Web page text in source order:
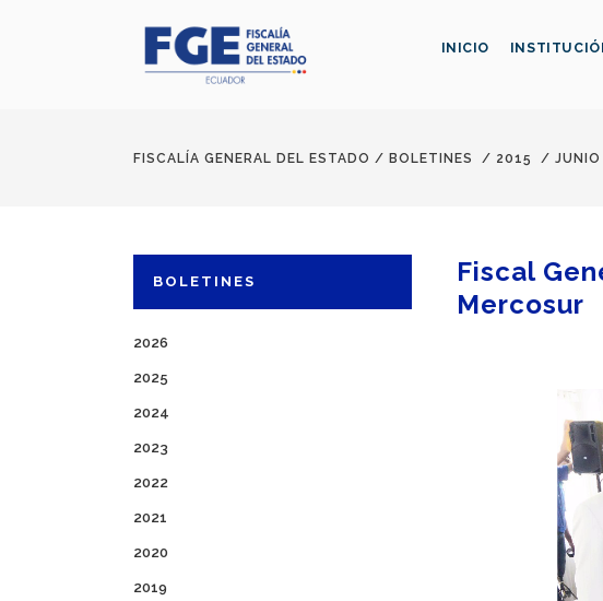
INICIO
FISCALÍA GENERAL DEL ESTADO / BOLETINES / 2015 / JUNIO
BOLETINES
2026
2025
2024
2023
2022
2021
2020
2019
Fiscal
Mercosur